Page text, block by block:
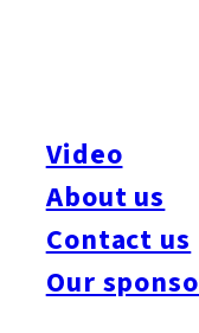
Video
About us
Contact us
Our
の開催となる。アー
るのも魅力で、アー
うだ。